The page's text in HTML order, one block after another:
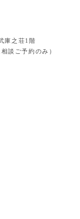
庫之荘1階
談ご予約のみ）